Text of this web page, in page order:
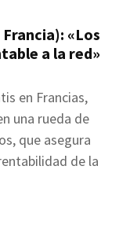
«Los
a la red»
en Francias,
una rueda de
que asegura
de la